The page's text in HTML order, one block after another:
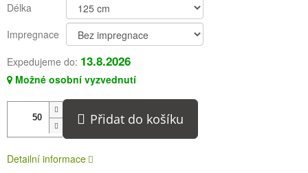
Délka
Impregnace
Expedujeme do: 13.8.2026
Možné osobní vyzvednutí
Přidat do košíku
Detailní informace